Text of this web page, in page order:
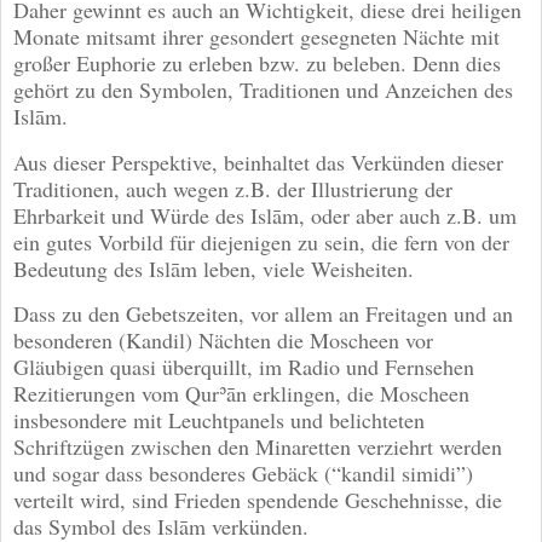
Daher gewinnt es auch an Wichtigkeit, diese drei heiligen
Monate mitsamt ihrer gesondert gesegneten Nächte mit
großer Euphorie zu erleben bzw. zu beleben. Denn dies
gehört zu den Symbolen, Traditionen und Anzeichen des
Islām.
Aus dieser Perspektive, beinhaltet das Verkünden dieser
Traditionen, auch wegen z.B. der Illustrierung der
Ehrbarkeit und Würde des Islām, oder aber auch z.B. um
ein gutes Vorbild für diejenigen zu sein, die fern von der
Bedeutung des Islām leben, viele Weisheiten.
Dass zu den Gebetszeiten, vor allem an Freitagen und an
besonderen (Kandil) Nächten die Moscheen vor
Gläubigen quasi überquillt, im Radio und Fernsehen
Rezitierungen vom Qurʾān erklingen, die Moscheen
insbesondere mit Leuchtpanels und belichteten
Schriftzügen zwischen den Minaretten verziehrt werden
und sogar dass besonderes Gebäck (“kandil simidi”)
verteilt wird, sind Frieden spendende Geschehnisse, die
das Symbol des Islām verkünden.